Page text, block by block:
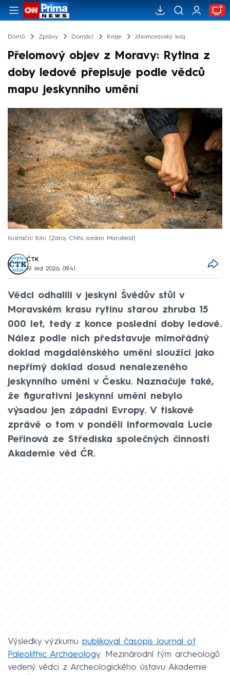
Domů Zprávy Domácí Kraje Jihomoravský kraj
Přelomový objev z Moravy: Rytina z
doby ledové přepisuje podle vědců
mapu jeskynního umění
Ilustrační foto Zdroj: CNN, Jordan Mansfield
ČTK
19. led 2026, 09:41
Vědci odhalili v jeskyni Švédův stůl v
Moravském krasu rytinu starou zhruba 15
000 let, tedy z konce poslední doby ledové.
Nález podle nich představuje mimořádný
doklad magdalénského umění sloužící jako
nepřímý doklad dosud nenalezeného
jeskynního umění v Česku. Naznačuje také,
že figurativní jeskynní umění nebylo
výsadou jen západní Evropy. V tiskové
zprávě o tom v pondělí informovala Lucie
Peřinová ze Střediska společných činností
Akademie věd ČR.
Výsledky výzkumu publikoval časopis Journal of
Paleolithic Archaeology. Mezinárodní tým archeologů
vedený vědci z Archeologického ústavu Akademie